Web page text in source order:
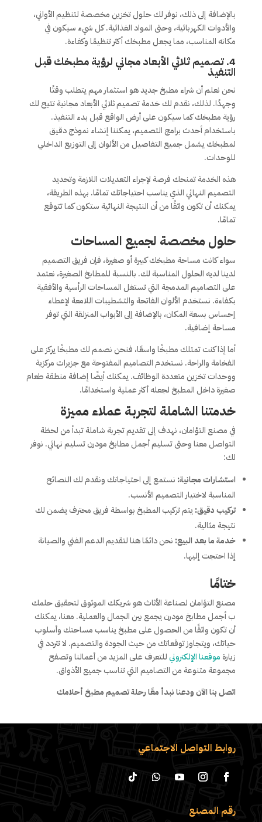
بالإضافة إلى ذلك، نوفر لك حلول تخزين مخصصة لتنظيم الأواني،
والأدوات الكهربائية، وحتى المواد الغذائية. كل شيء سيكون في
مكانه المناسب، مما يجعل مطبخك أكثر تنظيمًا وكفاءة.
4. تصميم ثلاثي الأبعاد مجاني لرؤية مطبخك قبل
التنفيذ
نحن نعلم أن شراء مطبخ جديد هو استثمار مهم يتطلب وقتًا
وجهدًا. لذلك، نقدم لك خدمة تصميم ثلاثي الأبعاد مجانية تتيح لك
رؤية مطبخك كما سيكون على أرض الواقع قبل بدء التنفيذ.
باستخدام أحدث برامج التصميم، يمكننا إنشاء نموذج دقيق
لمطبخك يشمل جميع التفاصيل من الألوان إلى التوزيع الداخلي
للوحدات.
هذه الخدمة تمنحك فرصة لإجراء التعديلات اللازمة وتحديد
التصميم النهائي الذي يناسب احتياجاتك تمامًا. بهذه الطريقة،
يمكنك أن تكون واثقًا من أن النتيجة النهائية ستكون كما تتوقع
تمامًا.
حلول مخصصة لجميع المساحات
سواء كانت مساحة مطبخك كبيرة أو صغيرة، فإن فريق التصميم
لدينا لديه الحلول المناسبة لك. بالنسبة للمطابخ الصغيرة، نعتمد
على التصاميم المدمجة التي تستغل المساحات الرأسية والأفقية
بكفاءة. نستخدم الألوان الفاتحة والتشطيبات اللامعة لإعطاء
إحساس بسعة المكان، بالإضافة إلى الأبواب المنزلقة التي توفر
مساحة إضافية.
أما إذا كنت تمتلك مطبخًا واسعًا، فنحن نصمم لك مطبخًا يركز على
الفخامة والراحة. نستخدم التصاميم المفتوحة مع جزيرات مركزية
ووحدات تخزين متعددة الوظائف. يمكنك أيضًا إضافة منطقة طعام
صغيرة داخل المطبخ لجعله أكثر عملية واستخدامًا.
خدمتنا الشاملة لتجربة عملاء مميزة
في مصنع التؤامان، نهدف إلى تقديم تجربة شاملة تبدأ من لحظة
التواصل معنا وحتى تسليم أجمل مطابخ مودرن تسليم نهائي. نوفر
لك:
استشارات مجانية: نستمع إلى احتياجاتك ونقدم لك النصائح
المناسبة لاختيار التصميم الأنسب.
تركيب دقيق:يتم تركيب المطبخ بواسطة فريق محترف يضمن لك
نتيجة مثالية.
خدمة ما بعد البيع: نحن دائمًا هنا لتقديم الدعم الفني والصيانة
إذا احتجت إليها.
ختامًا
مصنع التؤامان لصناعة الأثاث هو شريكك الموثوق لتحقيق حلمك
ب أجمل مطابخ مودرن يجمع بين الجمال والعملية. معنا، يمكنك
أن تكون واثقًا من الحصول على مطبخ يناسب مساحتك وأسلوب
حياتك، ويتجاوز توقعاتك من حيث الجودة والتصميم. لا تتردد في
زيارة موقعنا الإلكترونيللتعرف على المزيد من أعمالنا وتصفح
مجموعة متنوعة من التصاميم التي تناسب جميع الأذواق.
اتصل بنا الآن ودعنا نبدأ معًا رحلة تصميم مطبخ أحلامك
روابط التواصل الاجتماعي
رقم المصنع